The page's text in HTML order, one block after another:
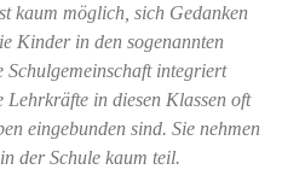
kaum möglich, sich Gedanken
Kinder in den sogenannten
Schulgemeinschaft integriert
Lehrkräfte in diesen Klassen oft
eingebunden sind. Sie nehmen
der Schule kaum teil.